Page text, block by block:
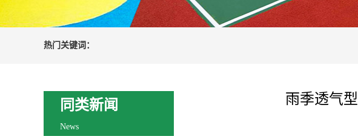
热门关键词：
雨季透气
同类新闻
News